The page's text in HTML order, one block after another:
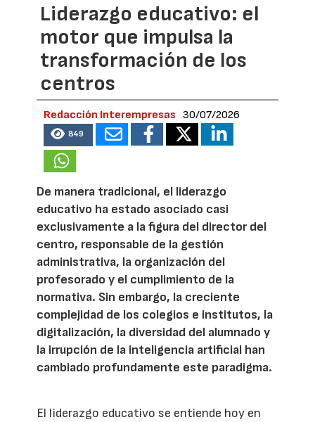
Liderazgo educativo: el
motor que impulsa la
transformación de los
centros
Redacción Interempresas 30/07/2026
849
De manera tradicional, el liderazgo
educativo ha estado asociado casi
exclusivamente a la figura del director del
centro, responsable de la gestión
administrativa, la organización del
profesorado y el cumplimiento de la
normativa. Sin embargo, la creciente
complejidad de los colegios e institutos, la
digitalización, la diversidad del alumnado y
la irrupción de la inteligencia artificial han
cambiado profundamente este paradigma.
El liderazgo educativo se entiende hoy en